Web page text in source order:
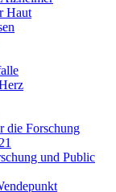
Haut
die Forschung
und Public